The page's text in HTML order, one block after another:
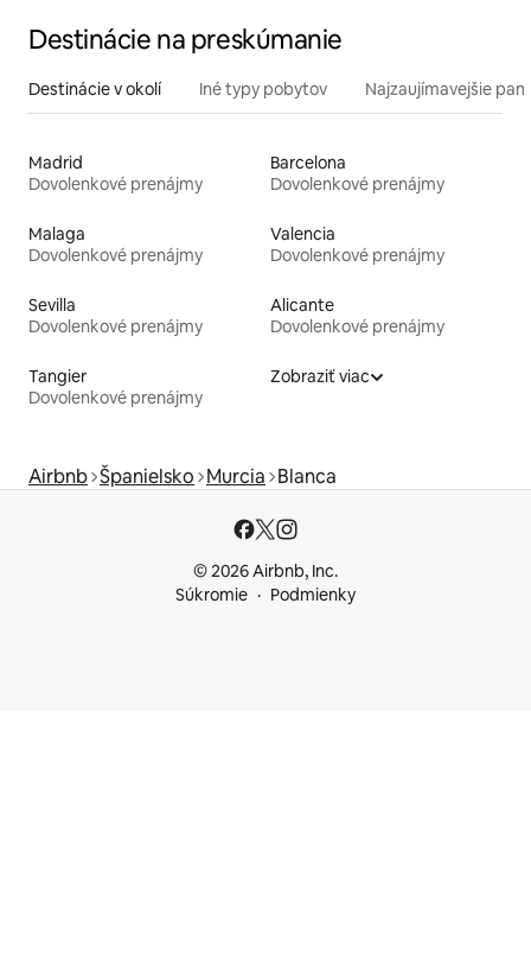
Destinácie na preskúmanie
Destinácie v okolí Iné typy pobytov Najzaujímavejšie
Madrid
Dovolenkové prenájmy
Barcelona
Dovolenkové prenájmy
Malaga
Dovolenkové prenájmy
Valencia
Dovolenkové prenájmy
Sevilla
Dovolenkové prenájmy
Alicante
Dovolenkové prenájmy
Tangier
Dovolenkové prenájmy
Zobraziť viac
Airbnb Španielsko Murcia Blanca
© 2026 Airbnb, Inc.
Súkromie
Podmienky